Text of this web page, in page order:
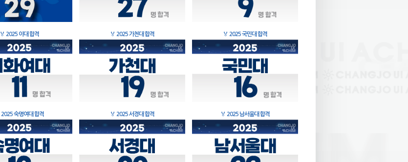
🏅 2025 이대 합격 🏅 2025 가천대 합격 🏅 2025 국민대 합격
2025 숙명여대 합격 🏅 2025 서경대 합격 🏅 2025 남서울대 합격